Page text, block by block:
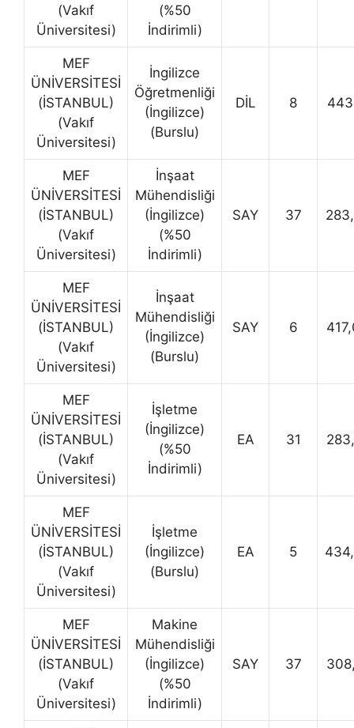
(Vakıf
Üniversitesi)
(%50
İndirimli)
MEF
ÜNİVERSİTESİ
(İSTANBUL)
(Vakıf
Üniversitesi)
İngilizce
Öğretmenliği
(İngilizce)
(Burslu)
DİL 8
MEF
ÜNİVERSİTESİ
(İSTANBUL)
(Vakıf
Üniversitesi)
İnşaat
Mühendisliği
(İngilizce)
(%50
İndirimli)
SAY 37
MEF
ÜNİVERSİTESİ
(İSTANBUL)
(Vakıf
Üniversitesi)
İnşaat
Mühendisliği
(İngilizce)
(Burslu)
SAY 6
MEF
ÜNİVERSİTESİ
(İSTANBUL)
(Vakıf
Üniversitesi)
İşletme
(İngilizce)
(%50
İndirimli)
EA 31
MEF
ÜNİVERSİTESİ
(İSTANBUL)
(Vakıf
Üniversitesi)
İşletme
(İngilizce)
(Burslu)
EA 5
MEF
ÜNİVERSİTESİ
(İSTANBUL)
(Vakıf
Üniversitesi)
Makine
Mühendisliği
(İngilizce)
(%50
İndirimli)
SAY 37